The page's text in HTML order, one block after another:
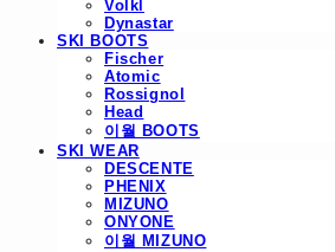
Volkl
Dynastar
SKI BOOTS
Fischer
Atomic
Rossignol
Head
이월 BOOTS
SKI WEAR
DESCENTE
PHENIX
MIZUNO
ONYONE
이월 MIZUNO